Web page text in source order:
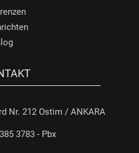
Nr. 212 Ostim / ANKARA
3783 - Pbx